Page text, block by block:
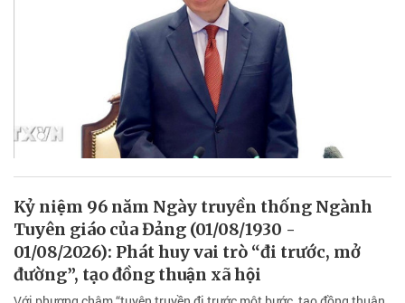
Kỷ niệm 96 năm Ngày truyền thống Ngành
Tuyên giáo của Đảng (01/08/1930 -
01/08/2026): Phát huy vai trò “đi trước, mở
đường”, tạo đồng thuận xã hội